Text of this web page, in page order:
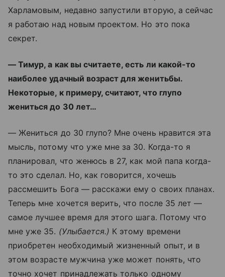
Харламовым, недавно запустили вторую, а сейчас
я работаю над новым проектом. Но это пока
секрет.
— Тимур, а как вы считаете, есть ли какой-то
наиболее удачный возраст для женитьбы.
Некоторые, к примеру, считают, что глупо
жениться до 30 лет…
— Жениться до 30 глупо? Мне очень нравится эта
мысль, потому что уже мне за 30. Когда-то я
планировал, что женюсь в 27, как мой папа когда-
то это сделал. Но, как говорится, хочешь
рассмешить Бога — расскажи ему о своих планах.
Теперь мне хочется верить, что после 35 лет —
самое лучшее время для этого шага. Потому что
мне уже 35. (Улыбается.) К этому времени
приобретен необходимый жизненный опыт, и в
этом возрасте мужчина уже может понять, что
точно хочет принадлежать только одному